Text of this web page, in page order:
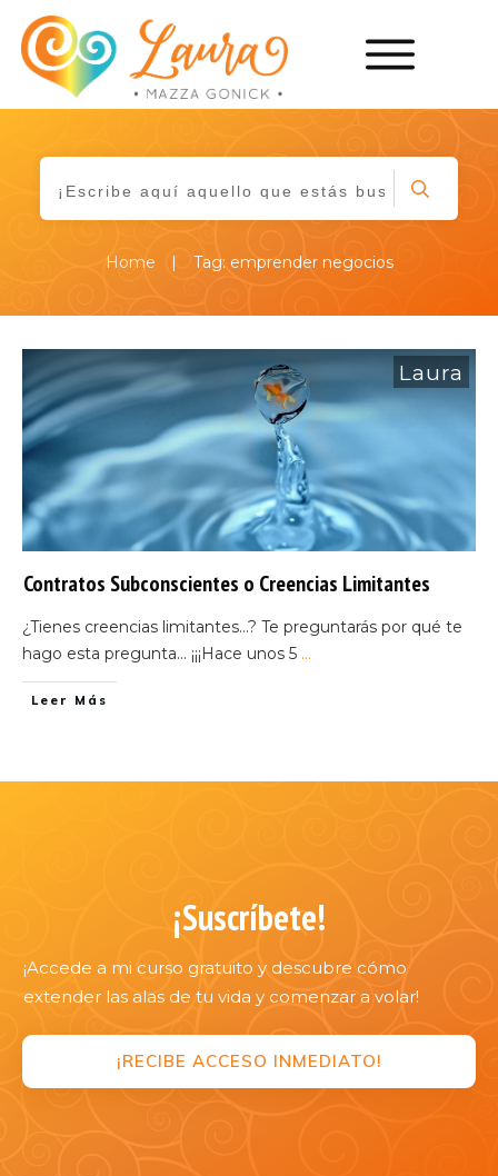
Home | Tag: emprender negocios
Laura
Contratos Subconscientes o Creencias Limitantes
¿Tienes creencias limitantes...? Te preguntarás por qué te
hago esta pregunta... ¡¡¡Hace unos 5 ...
Leer Más
¡Suscríbete!
¡Accede a mi curso gratuito y descubre cómo
extender las alas de tu vida y comenzar a volar!
¡RECIBE ACCESO INMEDIATO!